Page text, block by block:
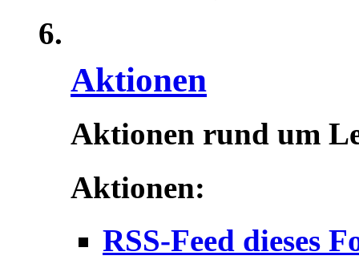
Aktionen
Aktionen rund um
Aktionen:
RSS-Feed dieses